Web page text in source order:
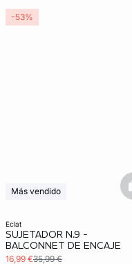
eclat
SUJETADOR N.9 -
BALCONNET DE ENCAJE
16,99 €35,99 €
Más vendido
3x2 REBAJAS
Exclu Web
-53%